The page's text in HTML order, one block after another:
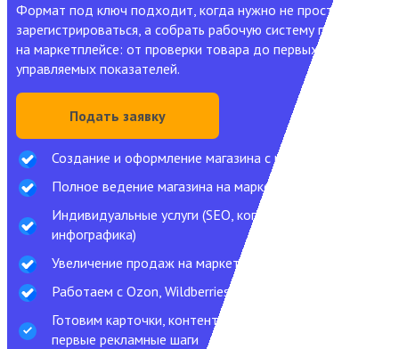
Формат под ключ подходит, когда нужно не просто
зарегистрироваться, а собрать рабочую систему продаж
на маркетплейсе: от проверки товара до первых
управляемых показателей.
Подать заявку
Создание и оформление магазина с нуля
Полное ведение магазина на маркетплейсах
Индивидуальные услуги (SEO, копирайтинг,
инфографика)
Увеличение продаж на маркетплейсах
Работаем с Ozon, Wildberries и Yandex.Market
Готовим карточки, контент, базовую аналитику и
первые рекламные шаги